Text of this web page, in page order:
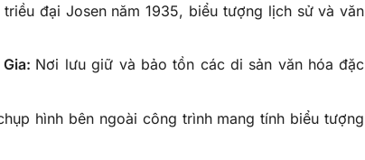
triều đại Josen năm 1935, biểu tượng lịch sử và văn
Nơi lưu giữ và bảo tồn các di sản văn hóa đặc
hình bên ngoài công trình mang tính biểu tượng